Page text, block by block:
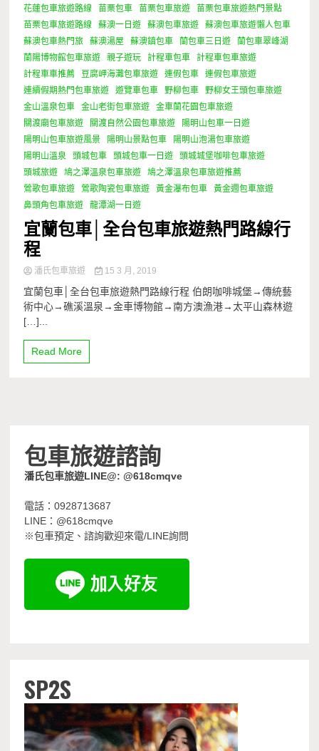
花蓮包車旅遊路線
苗栗包車 苗栗包車旅遊
苗栗包車旅遊熱門景點
苗栗包車旅遊路線
蘇澳一日遊 蘇澳包車旅遊
蘇澳包車旅遊懶人包車
蘇澳包車熱門旅
蘇澳湯屋 蘇澳鎮包車 蘭包車三日遊
蘭包車翠峰湖
蘭陽博物館包車旅遊
親子遊玩 計程車包車
計程車包車旅遊
計程車車推薦
豆腐岬海灘包車旅遊 連假包車
連假包車旅遊
連續假期熱門包車旅遊
遊覽車包車 野柳包車
野柳女王頭包車旅遊
金山溫泉包車
金山老街包車旅遊
金車蘭花園包車旅遊
關渡廟包車旅遊
關渡自然公園包車旅遊
陽明山包車一日遊
陽明山包車旅遊風景
陽明山景點包車
陽明山泡湯包車旅遊
陽明山溫泉
頭城包車 頭城包車一日遊
頭城城堡咖啡包車旅遊
頭城旅遊
鳩之澤溫泉包車旅遊
鳩之澤溫泉包車旅遊推薦
鶯歌包車旅遊
鶯歌陶瓷包車旅遊 黃金瀑布包車
黃金週包車旅遊
鼻頭角包車旅遊
龍潭湖一日遊
宜蘭包車│全台包車旅遊熱門路線行
程
潘氏包車旅遊 15 3 月, 2019
宜蘭包車│全台包車旅遊熱門路線行程 伯朗咖啡城堡→傳統藝
術中心→礁溪溫泉→金車博物館→南方澳漁港→太平山森林遊
[…]...
Read More
包車旅遊諮詢
潘氏包車旅遊LINE@: @618cmqve
電話：0928713687
LINE：@618cmqve
※包車預定、諮詢歡迎來電/LINE詢問
SP2S